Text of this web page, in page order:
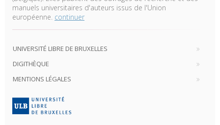
manuels universitaires d'auteurs issus de l'Union
européenne. continuer
UNIVERSITÉ LIBRE DE BRUXELLES
DIGITHÈQUE
MENTIONS LÉGALES